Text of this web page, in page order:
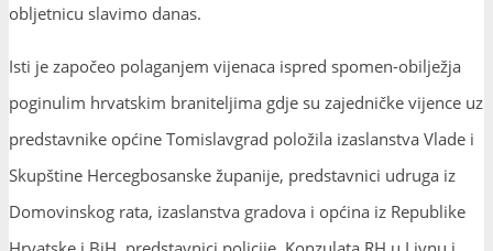
obljetnicu slavimo danas.
Isti je započeo polaganjem vijenaca ispred spomen-obilježja
poginulim hrvatskim braniteljima gdje su zajedničke vijence uz
predstavnike općine Tomislavgrad položila izaslanstva Vlade i
Skupštine Hercegbosanske županije, predstavnici udruga iz
Domovinskog rata, izaslanstva gradova i općina iz Republike